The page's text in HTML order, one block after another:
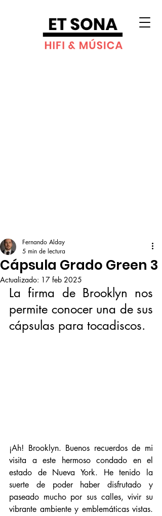
Cápsula Grado Green 3
Fernando Alday
5 min de lectura
Actualizado: 17 feb 2025
La firma de Brooklyn nos
permite conocer una de sus
cápsulas para tocadiscos.
¡Ah! Brooklyn. Buenos recuerdos de mi
visita a este hermoso condado en el
estado de Nueva York. He tenido la
suerte de poder haber disfrutado y
paseado mucho por sus calles, vivir su
vibrante ambiente y emblemáticas vistas.